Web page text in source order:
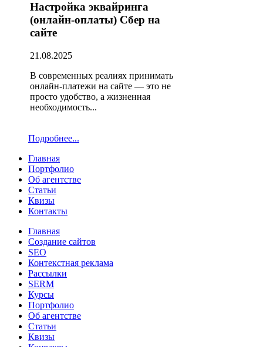
Настройка эквайринга
(онлайн-оплаты) Сбер на
сайте
21.08.2025
В современных реалиях принимать
онлайн-платежи на сайте — это не
просто удобство, а жизненная
необходимость...
Подробнее...
Главная
Портфолио
Об агентстве
Статьи
Квизы
Контакты
Главная
Создание сайтов
SEO
Контекстная реклама
Рассылки
SERM
Курсы
Портфолио
Об агентстве
Статьи
Квизы